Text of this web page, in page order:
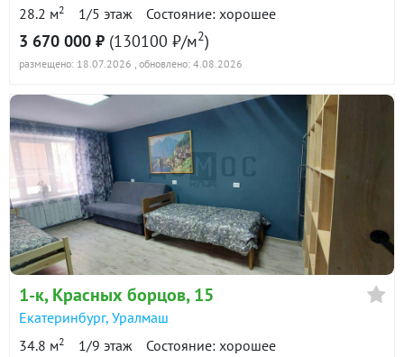
28.2 м2 1/5 этаж Состояние: хорошее
3 670 000 ₽ (130100 ₽/м2)
размещено: 18.07.2026 , обновлено: 4.08.2026
1-к, Красных борцов, 15
Екатеринбург, Уралмаш
34.8 м2 1/9 этаж Состояние: хорошее